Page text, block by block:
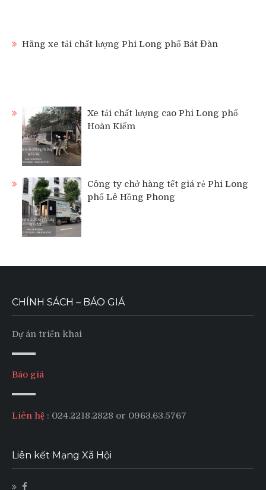
Hãng xe tải chất lượng Phi Long phố Bát Đàn
Xe tải chất lượng cao Phi Long phố
Hoàn Kiếm
Công ty chở hàng tết giá rẻ Phi Long
phố Lê Hồng Phong
CHÍNH SÁCH – BÁO GIÁ
Dự án triển khai
Báo giá
Liên hệ : 024.2218.2828 or 0963.63.5767
Liên kết Mạng Xã Hội